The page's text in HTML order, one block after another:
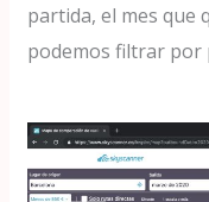
partida, el mes que
podemos filtrar por